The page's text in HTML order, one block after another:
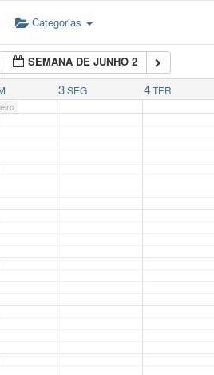
Categorias
SEMANA DE JUNHO 2
3 SEG 4 TER